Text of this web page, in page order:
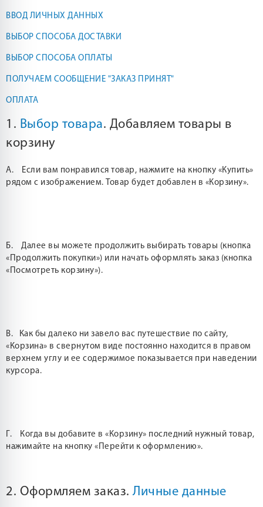
ВВОД ЛИЧНЫХ ДАННЫХ
ВЫБОР СПОСОБА ДОСТАВКИ
ВЫБОР СПОСОБА ОПЛАТЫ
ПОЛУЧАЕМ СООБЩЕНИЕ "ЗАКАЗ ПРИНЯТ"
ОПЛАТА
1. Выбор товара. Добавляем товары в
корзину
А. Если вам понравился товар, нажмите на кнопку «Купить»
рядом с изображением. Товар будет добавлен в «Корзину».
Б. Далее вы можете продолжить выбирать товары (кнопка
«Продолжить покупки») или начать оформлять заказ (кнопка
«Посмотреть корзину»).
В. Как бы далеко ни завело вас путешествие по сайту,
«Корзина» в свернутом виде постоянно находится в правом
верхнем углу и ее содержимое показывается при наведении
курсора.
Г. Когда вы добавите в «Корзину» последний нужный товар,
нажимайте на кнопку «Перейти к оформлению».
2. Оформляем заказ. Личные данные